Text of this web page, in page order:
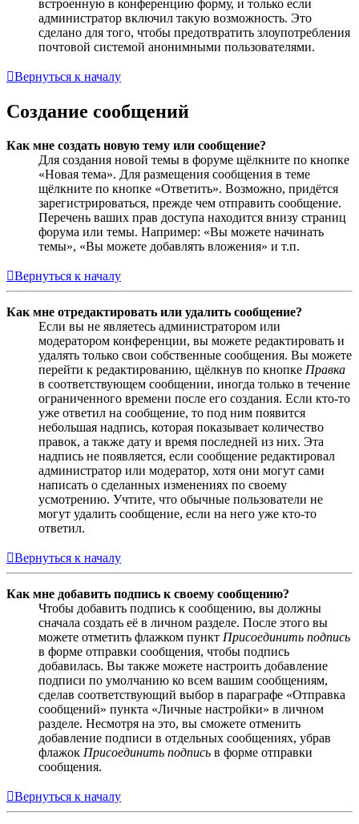
встроенную в конференцию форму, и только если
администратор включил такую возможность. Это
сделано для того, чтобы предотвратить злоупотребления
почтовой системой анонимными пользователями.
Вернуться к началу
Создание сообщений
Как мне создать новую тему или сообщение?
Для создания новой темы в форуме щёлкните по кнопке
«Новая тема». Для размещения сообщения в теме
щёлкните по кнопке «Ответить». Возможно, придётся
зарегистрироваться, прежде чем отправить сообщение.
Перечень ваших прав доступа находится внизу страниц
форума или темы. Например: «Вы можете начинать
темы», «Вы можете добавлять вложения» и т.п.
Вернуться к началу
Как мне отредактировать или удалить сообщение?
Если вы не являетесь администратором или
модератором конференции, вы можете редактировать и
удалять только свои собственные сообщения. Вы можете
перейти к редактированию, щёлкнув по кнопке Правка
в соответствующем сообщении, иногда только в течение
ограниченного времени после его создания. Если кто-то
уже ответил на сообщение, то под ним появится
небольшая надпись, которая показывает количество
правок, а также дату и время последней из них. Эта
надпись не появляется, если сообщение редактировал
администратор или модератор, хотя они могут сами
написать о сделанных изменениях по своему
усмотрению. Учтите, что обычные пользователи не
могут удалить сообщение, если на него уже кто-то
ответил.
Вернуться к началу
Как мне добавить подпись к своему сообщению?
Чтобы добавить подпись к сообщению, вы должны
сначала создать её в личном разделе. После этого вы
можете отметить флажком пункт Присоединить подпись
в форме отправки сообщения, чтобы подпись
добавилась. Вы также можете настроить добавление
подписи по умолчанию ко всем вашим сообщениям,
сделав соответствующий выбор в параграфе «Отправка
сообщений» пункта «Личные настройки» в личном
разделе. Несмотря на это, вы сможете отменить
добавление подписи в отдельных сообщениях, убрав
флажок Присоединить подпись в форме отправки
сообщения.
Вернуться к началу